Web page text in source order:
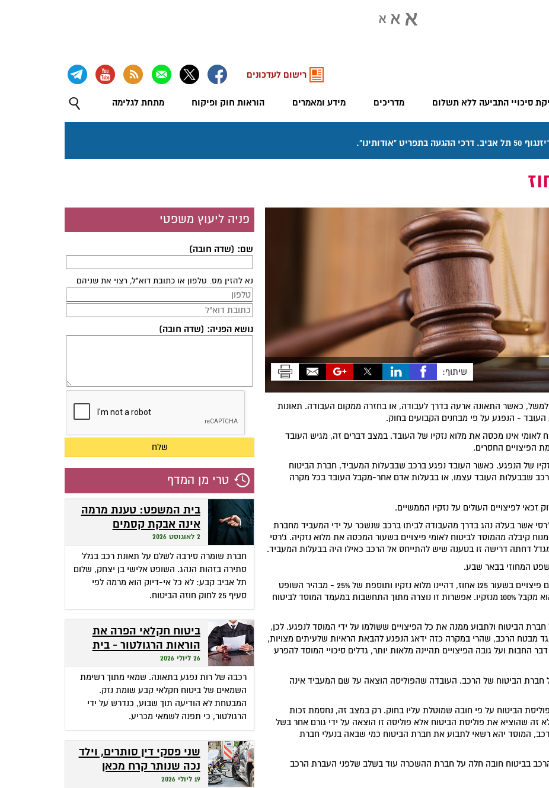
סיכויי התביעה ללא תשלום מדריכים מידע ומאמרים הוראות חוק ופיקוח מתחת לגלימה
רישום לעדכונים
שיתוף:
כאשר התאונה ארעה בדרך לעבודה, או בחזרה ממקום העבודה. תאונות
- הנפגע על פי מבחנים הקבועים בחוק.
לאומי אינו מכסה את מלוא נזקיו של העובד. במצב דברים זה, מגיש העובד
הפיצויים החסרים.
של הנפגע. כאשר העובד נפגע ברכב שבבעלות המעביד, חברת הביטוח
שבבעלות העובד עצמו, או בבעלות אדם אחר-מקבל העובד בכל מקרה
זכאי לפיצויים העולים על נזקיו הממשיים.
אשר בעלה נהג בדרך מהעבודה לביתו ברכב שנשכר על ידי המעביד מחברת
קיבלה מהמוסד לביטוח לאומי פיצויים בשעור המכסה את מלוא נזקיה. ג'רסי
המחוזי בבאר שבע.
ההגיון העומד מאחורי מתן האפשרות לנפע לקבל סכום פיצויים בשעור 125 אחוז, דהיינו מלוא נזקיו ותוספת של 25% - מבהיר השופט
הנדל-אינו נועד רק להיטיב עם הנפגע, שהרי ממילא הוא מקבל 100% מנזקיו. אפשרות זו נוצרה מתוך התחשבות במעמד המוסד לביטוח
הביטוח ולתבוע ממנה את כל הפיצויים ששולמו על ידי המוסד לנפגע. לכן,
מבטח הרכב, שהרי במקרה כזה ידאג הנפגע להבאת הראיות שלעיתים מצויות,
החבות ועל גובה הפיצויים תהיינה מלאות יותר, גדלים סיכויי המוסד להפרע
חברת הביטוח של הרכב. העובדה שהפוליסה הוצאה על שם המעביד אינה
הביטוח על פי חובה שמוטלת עליו בחוק. רק במצב זה, נחסמת זכות
זה שהוציא את פוליסת הביטוח אלא פוליסה זו הוצאה על ידי גורם אחר בשל
המוסד יהא רשאי לתבוע את חברת הביטוח כמי שבאה בנעלי חברת
בביטוח חובה חלה על חברת ההשכרה עוד בשלב שלפני העברת הרכב
פניה ליעוץ משפטי
שם: (שדה חובה)
נא להזין מס. טלפון או כתובת דוא"ל, רצוי את שניהם
נושא הפניה: (שדה חובה)
טרי מן המדף
בית המשפט: טענת מרמה
אינה אבקת קסמים
שהופכת אי-דיוק לפטור
מתשלום
2 לאוגוסט 2026
חברת שומרה סירבה לשלם על תאונת רכב בגלל
סתירה בזהות הנהג. השופט אלישי בן יצחק, שלום
תל אביב קבע: לא כל אי-דיוק הוא מרמה לפי
סעיף 25 לחוק חוזה הביטוח.
ביטוח חקלאי הפרה את
הוראות הרגולטור - בית
המשפט חילץ אותה
26 ליולי 2026
רכבה של רות נפגע בתאונה. שמאי מתוך רשימת
השמאים של ביטוח חקלאי קבע שומת נזק.
המבטחת לא הודיעה תוך שבוע, כנדרש על ידי
הרגולטור, כי תפנה לשמאי מכריע.
שני פסקי דין סותרים, וילד
נכה שנותר קרח מכאן
ומכאן
19 ליולי 2026